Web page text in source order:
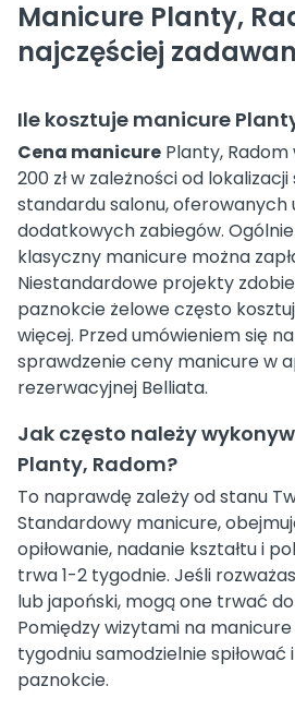
Manicure Planty,
najczęściej
Ile kosztuje manicure
Cena manicure Planty,
200 zł w zależności od
standardu salonu, oferowanych
dodatkowych zabiegów.
klasyczny manicure można
Niestandardowe projekty
paznokcie żelowe często
więcej. Przed umówieniem się
sprawdzenie ceny manicure w
rezerwacyjnej Belliata.
Jak często należy
Planty, Radom?
To naprawdę zależy od stanu
Standardowy manicure,
opiłowanie, nadanie kształtu i
trwa 1-2 tygodnie. Jeśli
lub japoński, mogą one trwać do
Pomiędzy wizytami na
tygodniu samodzielnie
paznokcie.